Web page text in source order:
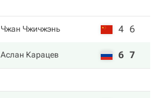
Чжан Чжичжэнь 4 6
Аслан Карацев 6 7